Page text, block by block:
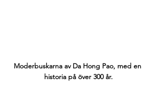
Moderbuskarna av Da Hong Pao, med en
historia på över 300 år.